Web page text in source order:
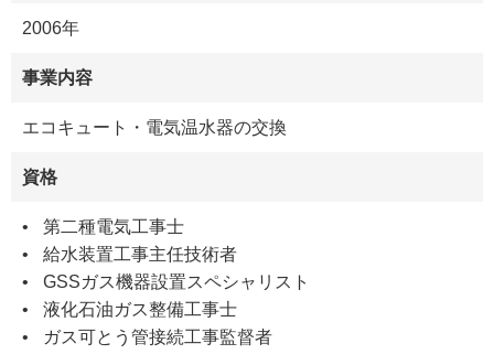
2006年
事業内容
エコキュート・電気温水器の交換
資格
第二種電気工事士
給水装置工事主任技術者
GSSガス機器設置スペシャリスト
液化石油ガス整備工事士
ガス可とう管接続工事監督者